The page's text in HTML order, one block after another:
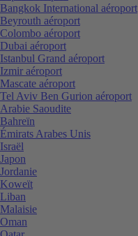
Bangkok International aéroport
Beyrouth aéroport
Colombo aéroport
Dubai aéroport
Istanbul Grand aéroport
Izmir aéroport
Mascate aéroport
Tel Aviv Ben Gurion aéroport
Arabie Saoudite
Bahreïn
Émirats Arabes Unis
Israël
Japon
Jordanie
Koweït
Liban
Malaisie
Oman